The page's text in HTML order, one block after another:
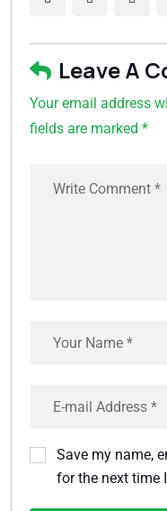
Leave A
Your email address
fields are marked *
Save my name,
for the next time